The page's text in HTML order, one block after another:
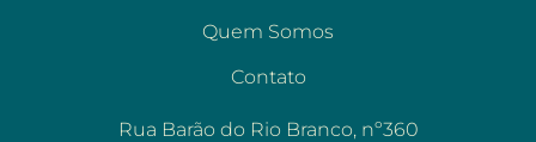
Quem Somos
Contato
Rua Barão do Rio Branco, nº360